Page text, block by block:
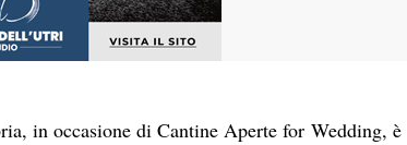
in occasione di Cantine Aperte for Wedding, è